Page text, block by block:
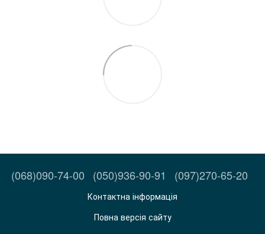
(068)090-74-00 (050)936-90-91 (097)270-65-20
Контактна інформація
Повна версія сайту